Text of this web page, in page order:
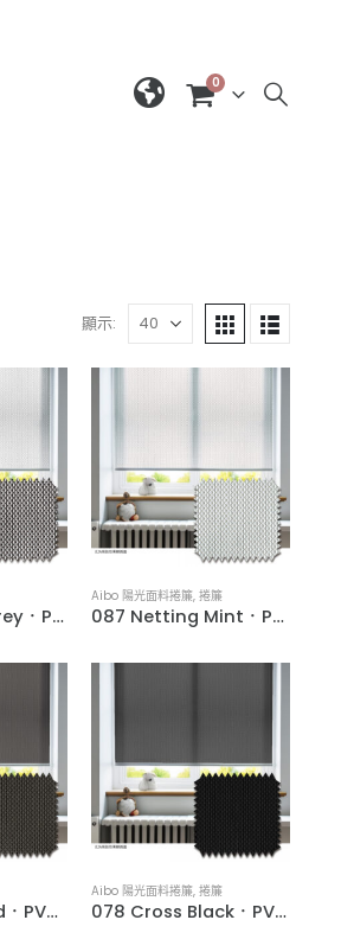
0
顯示:
089 Netting Grey．PVC Woven Water-Resistant Roller Blinds
Aibo 陽光面料捲簾, 捲簾
087 Netting Mint．PVC Woven Water-Resistant Roller Blinds
079 Cross Gold．PVC Woven Water-Resistant Roller Blinds
Aibo 陽光面料捲簾, 捲簾
078 Cross Black．PVC Woven Water-Resistant Roller Blinds